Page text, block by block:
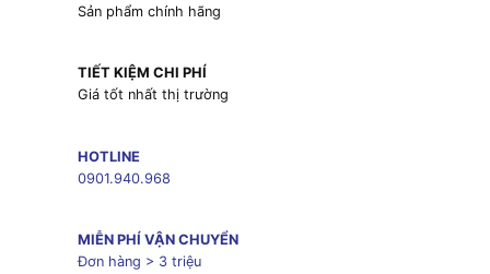
Sản phẩm chính hãng
TIẾT KIỆM CHI PHÍ
Giá tốt nhất thị trường
HOTLINE
0901.940.968
MIỄN PHÍ VẬN CHUYỂN
Đơn hàng > 3 triệu